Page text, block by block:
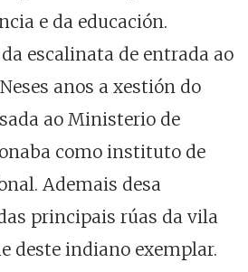
e da educación.
escalinata de entrada ao
anos a xestión do
ao Ministerio de
como instituto de
Ademais desa
principais rúas da vila
deste indiano exemplar.